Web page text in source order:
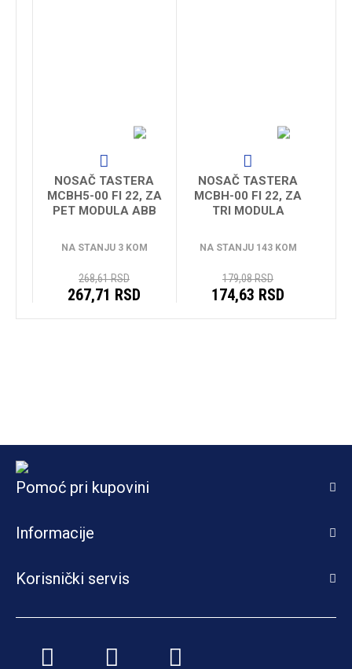
Pomoć pri kupovini
Informacije
Korisnički servis